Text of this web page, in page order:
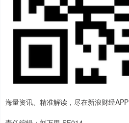
海量资讯、精准解读，尽在新浪财经APP